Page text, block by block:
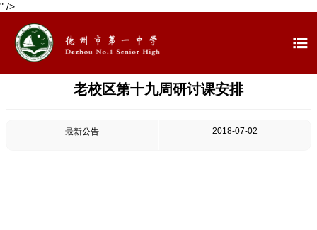
" />

老校区第十九周研讨课安排
最新公告 2018-07-02